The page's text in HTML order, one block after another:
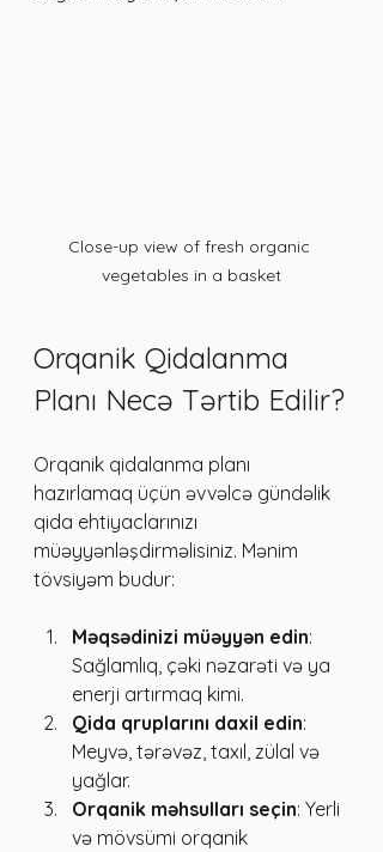
Close-up view of fresh organic
vegetables in a basket
Orqanik Qidalanma
Planı Necə Tərtib Edilir?
Orqanik qidalanma planı
hazırlamaq üçün əvvəlcə gündəlik
qida ehtiyaclarınızı
müəyyənləşdirməlisiniz. Mənim
tövsiyəm budur:
Məqsədinizi müəyyən edin:
Sağlamlıq, çəki nəzarəti və ya
enerji artırmaq kimi.
Qida qruplarını daxil edin:
Meyvə, tərəvəz, taxıl, zülal və
yağlar.
Orqanik məhsulları seçin: Yerli
və mövsümi orqanik